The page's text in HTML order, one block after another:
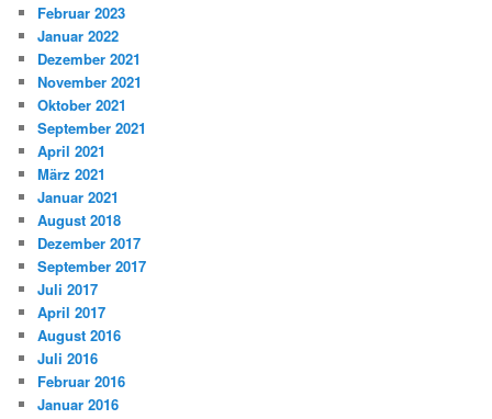
Februar 2023
Januar 2022
Dezember 2021
November 2021
Oktober 2021
September 2021
April 2021
März 2021
Januar 2021
August 2018
Dezember 2017
September 2017
Juli 2017
April 2017
August 2016
Juli 2016
Februar 2016
Januar 2016